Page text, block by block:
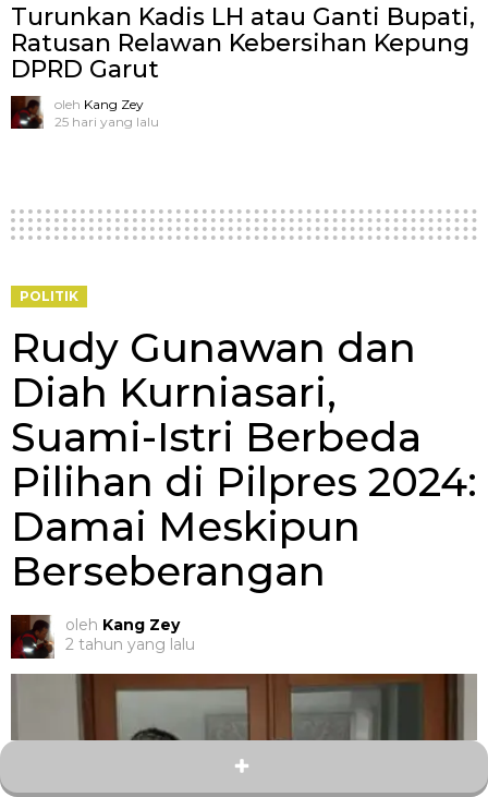
Turunkan Kadis LH atau Ganti Bupati,
Ratusan Relawan Kebersihan Kepung
DPRD Garut
oleh Kang Zey
25 hari yang lalu
POLITIK
Rudy Gunawan dan
Diah Kurniasari,
Suami-Istri Berbeda
Pilihan di Pilpres 2024:
Damai Meskipun
Berseberangan
oleh Kang Zey
2 tahun yang lalu